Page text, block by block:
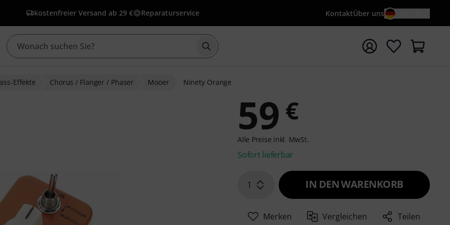
kostenfreier Versand ab 29 € Reparaturservice KontaktÜber uns
Suche mit Suchwort {searchTerm} starten
Effekte Chorus / Flanger / Phaser Mooer Ninety Orange
59 €
Alle Preise inkl. MwSt.
Sofort lieferbar
1 IN DEN WARENKORB
Merken Vergleichen Teilen